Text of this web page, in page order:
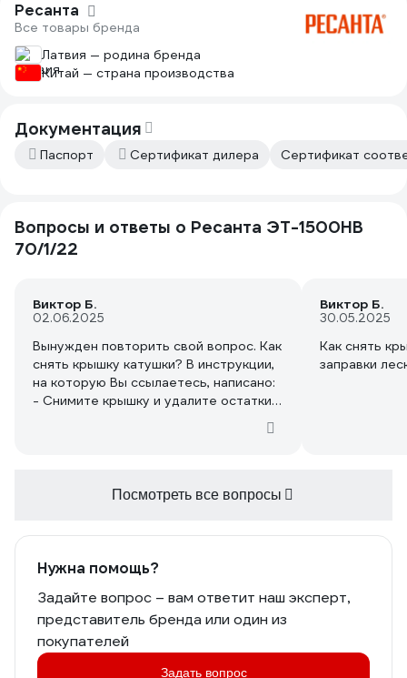
слюбится!
боши,
разу за 10
Тут
одинаковые
Ресанта
Все товары бренда
Латвия — родина бренда
Китай — страна производства
Документация
Паспорт Сертификат дилера Сертификат
Вопросы и ответы о Ресанта ЭТ-1500НВ
70/1/22
Виктор Б.
02.06.2025
Вынужден повторить свой вопрос. Как
снять крышку катушки? В инструкции,
на которую Вы ссылаетесь, написано:
- Снимите крышку и удалите остатки
пользовался триммером марки Bosh.
триммера головка не крутится ни по
приобретенного мной триммера
другие правила. Уточняю свой вопрос.
Катушка автоматическая? Если нет, то
как откручивается головка? По
часовой или против часовой?
Виктор Б.
30.05.2025
Как снять
заправки
Посмотреть все вопросы
Нужна помощь?
Задайте вопрос – вам ответит наш эксперт,
представитель бренда или один из
покупателей
Задать вопрос